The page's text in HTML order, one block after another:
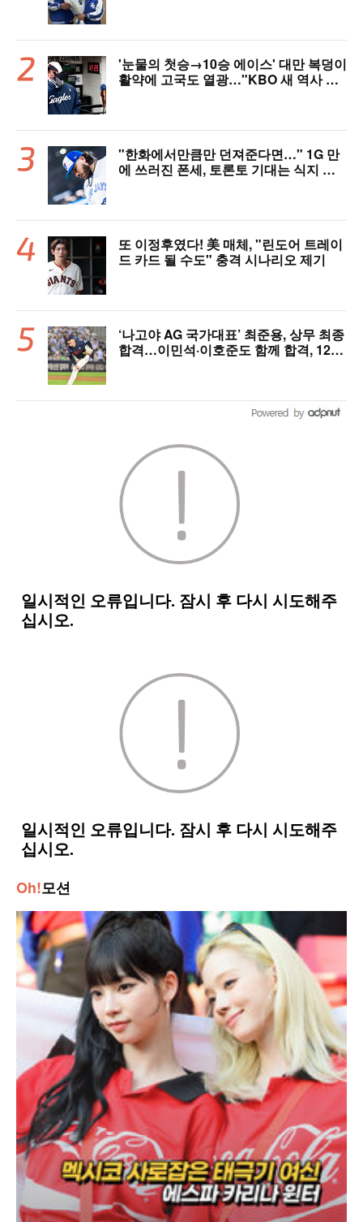
'눈물의 첫승→10승 에이스' 대만 복덩이
활약에 고국도 열광…"KBO 새 역사 썼
"한화에서만큼만 던져준다면…" 1G 만
에 쓰러진 폰세, 토론토 기대는 식지 않
또 이정후였다! 美 매체, "린도어 트레이
드 카드 될 수도" 충격 시나리오 제기
‘나고야 AG 국가대표’ 최준용, 상무 최종
합격…이민석·이호준도 함께 합격, 12월
Oh!모션